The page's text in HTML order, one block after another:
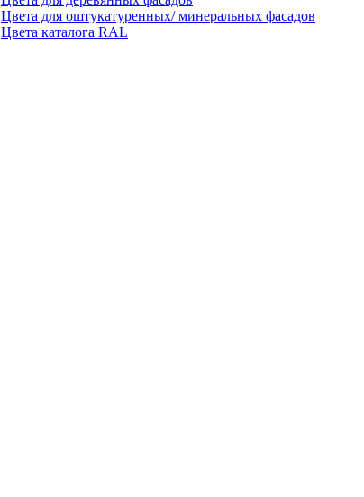
Цвета для оштукатуренных/ минеральных фасадов
Цвета каталога RAL